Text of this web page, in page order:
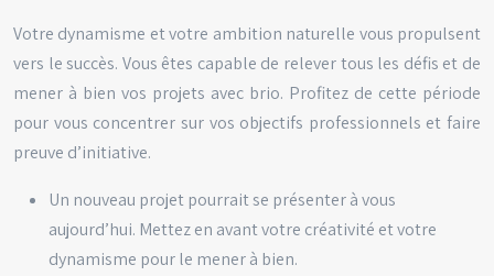
Votre dynamisme et votre ambition naturelle vous propulsent
vers le succès. Vous êtes capable de relever tous les défis et de
mener à bien vos projets avec brio. Profitez de cette période
pour vous concentrer sur vos objectifs professionnels et faire
preuve d’initiative.
Un nouveau projet pourrait se présenter à vous
aujourd’hui. Mettez en avant votre créativité et votre
dynamisme pour le mener à bien.